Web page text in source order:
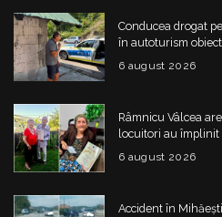
Conducea drogat
în autoturism
6 august 2026
Râmnicu Vâlcea
locuitori au împlinit
6 august 2026
Accident în